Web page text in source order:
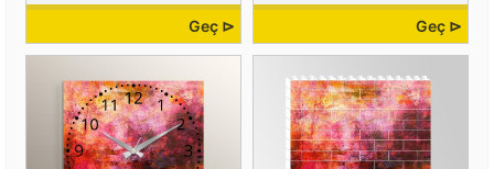
Geç ⊳ Geç ⊳